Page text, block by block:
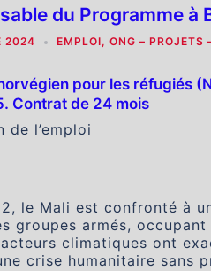
du Programme à
2024 EMPLOI, ONG – PROJETS
pour les réfugiés
Contrat de 24 mois
de l’emploi
le Mali est confronté à
groupes armés,
climatiques ont
crise humanitaire sans